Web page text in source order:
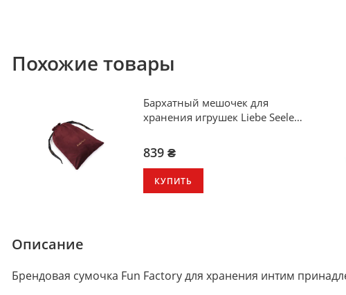
Похожие товары
Бархатный мешочек для
хранения игрушек Liebe Seele
Oblong
839 ₴
КУПИТЬ
Описание
Брендовая сумочка Fun Factory для хранения интим